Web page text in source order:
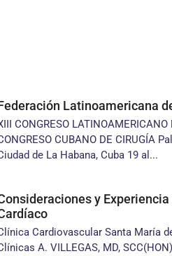
Latinoamericana
CONGRESO LATINOAMERICANO
CUBANO DE CIRUGÍA
de La Habana, Cuba 19 al...
y
Cardiovascular Santa María
A. VILLEGAS, MD,